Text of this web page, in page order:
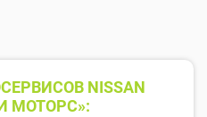
NISSAN
МОТОРС»: